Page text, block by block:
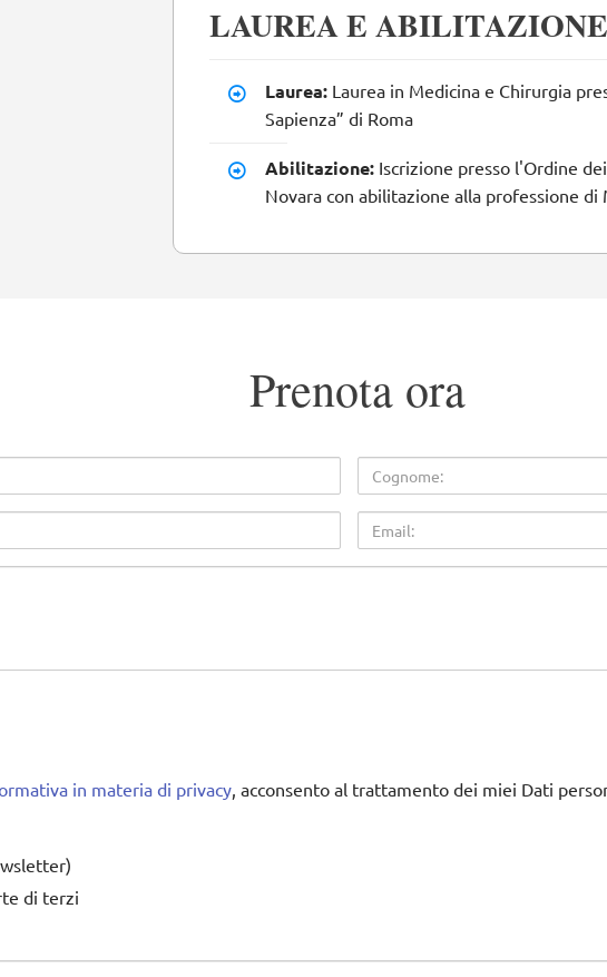
LAUREA E
Laurea: Laurea in Medicina e Chirurgia
Sapienza” di Roma
Abilitazione: Iscrizione presso l'Ordine
Novara con abilitazione alla professione di
Prenota ora
Cognome
Email
in materia di privacy , acconsento al trattamento dei miei Dati
di terzi